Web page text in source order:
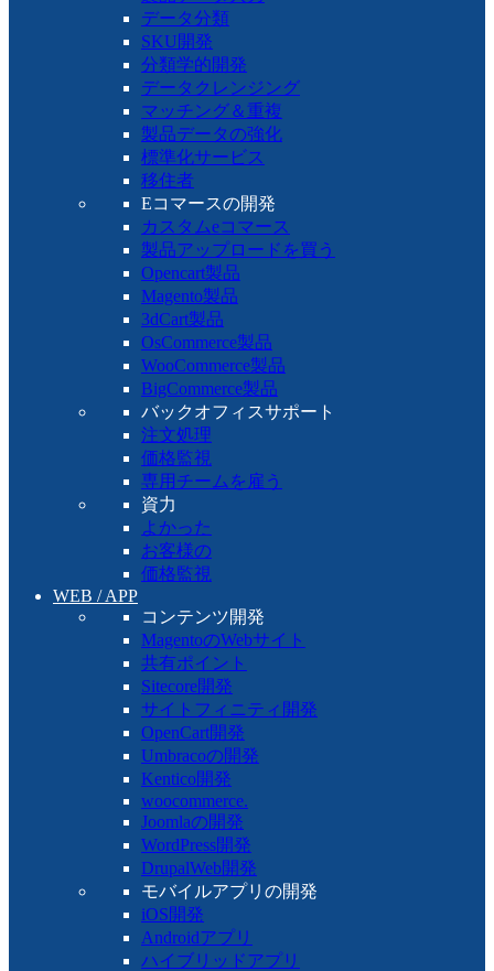
データ分類
SKU開発
分類学的開発
データクレンジング
マッチング＆重複
製品データの強化
標準化サービス
移住者
Eコマースの開発
カスタムeコマース
製品アップロードを買う
Opencart製品
Magento製品
3dCart製品
OsCommerce製品
WooCommerce製品
BigCommerce製品
バックオフィスサポート
注文処理
価格監視
専用チームを雇う
資力
よかった
お客様の
価格監視
WEB / APP
コンテンツ開発
MagentoのWebサイト
共有ポイント
Sitecore開発
サイトフィニティ開発
OpenCart開発
Umbracoの開発
Kentico開発
woocommerce.
Joomlaの開発
WordPress開発
DrupalWeb開発
モバイルアプリの開発
iOS開発
Androidアプリ
ハイブリッドアプリ